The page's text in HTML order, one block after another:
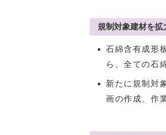
規制対象建材を拡
石綿含有成形
ら、全ての石
新たに規制対
画の作成、作